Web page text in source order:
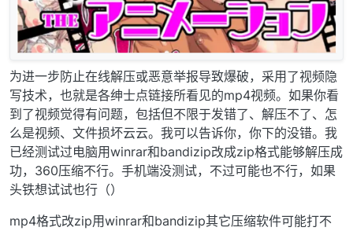
为进一步防止在线解压或恶意举报导致爆破，采用了视频隐
写技术，也就是各绅士点链接所看见的mp4视频。如果你看
到了视频觉得有问题，包括但不限于发错了、解压不了、怎
么是视频、文件损坏云云。我可以告诉你，你下的没错。我
已经测试过电脑用winrar和bandizip改成zip格式能够解压成
功，360压缩不行。手机端没测试，不过可能也不行，如果
头铁想试试也行（）
mp4格式改zip用winrar和bandizip其它压缩软件可能打不